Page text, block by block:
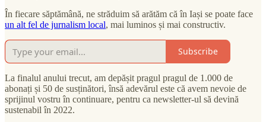
În fiecare săptămână, ne străduim să arătăm că în Iași se poate face
un alt fel de jurnalism local, mai luminos și mai constructiv.
Subscribe
La finalul anului trecut, am depășit pragul pragul de 1.000 de
abonați și 50 de susținători, însă adevărul este că avem nevoie de
sprijinul vostru în continuare, pentru ca newsletter-ul să devină
sustenabil în 2022.